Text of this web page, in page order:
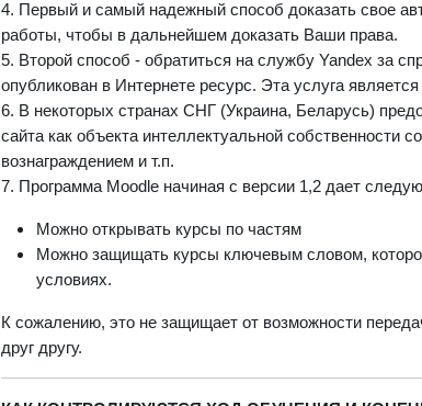
4. Первый и самый надежный способ доказать свое
работы, чтобы в дальнейшем доказать Ваши права.
5. Второй способ - обратиться на службу Yandex за
опубликован в Интернете ресурс. Эта услуга является
6. В некоторых странах СНГ (Украина, Беларусь)
сайта как объекта интеллектуальной
вознаграждением и т.п.
7. Программа Moodle начиная с версии 1,2 дает
Можно открывать курсы по частям
Можно защищать курсы ключевым словом,
условиях.
К сожалению, это не защищает от возможности
друг другу.